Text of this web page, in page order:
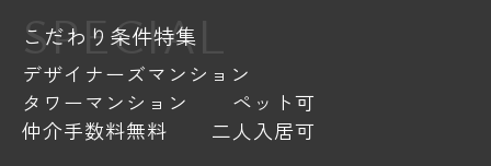
SPECIAL
こだわり条件特集
デザイナーズマンション
タワーマンション
ペット可
仲介手数料無料
二人入居可